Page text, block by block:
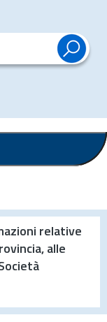
relative
alle